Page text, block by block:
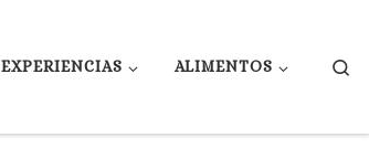
EXPERIENCIAS ALIMENTOS